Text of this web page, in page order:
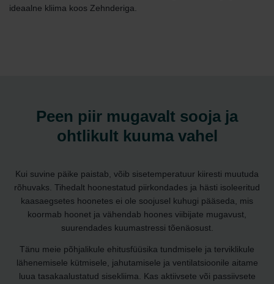
ideaalne kliima koos Zehnderiga.
Peen piir mugavalt sooja ja
ohtlikult kuuma vahel
Kui suvine päike paistab, võib sisetemperatuur kiiresti muutuda
rõhuvaks. Tihedalt hoonestatud piirkondades ja hästi isoleeritud
kaasaegsetes hoonetes ei ole soojusel kuhugi pääseda, mis
koormab hoonet ja vähendab hoones viibijate mugavust,
suurendades kuumastressi tõenäosust.
Tänu meie põhjalikule ehitusfüüsika tundmisele ja terviklikule
lähenemisele kütmisele, jahutamisele ja ventilatsioonile aitame
luua tasakaalustatud sisekliima. Kas aktiivsete või passiivsete